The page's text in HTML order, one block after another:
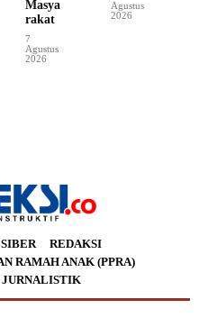
Masya
rakat
7
Agustus
2026
Agustus
2026
REDAKSI
RAMAH ANAK (PPRA)